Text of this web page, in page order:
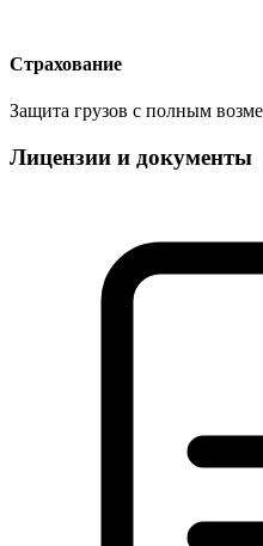
Страхование
Защита грузов с полным
Лицензии и документы